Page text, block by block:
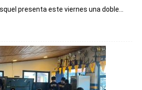
presenta este viernes una doble...